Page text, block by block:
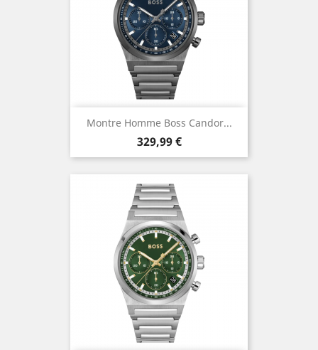
Montre Homme Boss Candor...
Prix
329,99 €